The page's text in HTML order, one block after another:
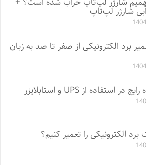
شارژر لپ‌تاپ
برد الکترونیکی از صفر تا صد به زبان
الکترونیکی را تعمیر کنیم؟